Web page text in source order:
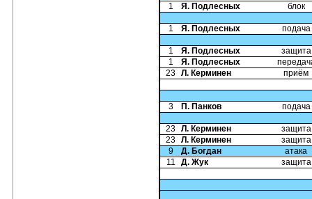
1
Я. Подлесных блок
1 Я. Подлесных подача
1 Я. Подлесных
защита
1
Я. Подлесных
23 Л. Керминен приём
3 П. Панков подача
23 Л. Керминен
защита
23 Л. Керминен
защита
9
Д. Богдан
атака
11
Д. Жук защита